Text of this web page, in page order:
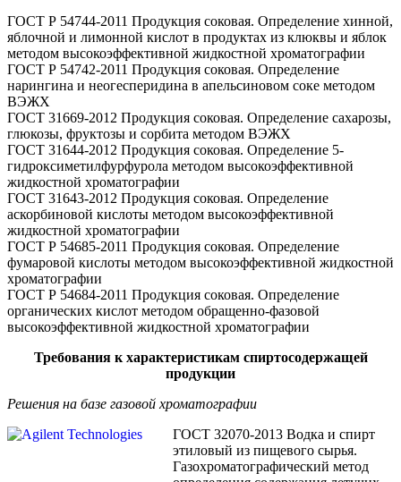
ГОСТ Р 54744-2011 Продукция соковая. Определение хинной,
яблочной и лимонной кислот в продуктах из клюквы и яблок
методом высокоэффективной жидкостной хроматографии
ГОСТ Р 54742-2011 Продукция соковая. Определение
нарингина и неогесперидина в апельсиновом соке методом
ВЭЖХ
ГОСТ 31669-2012 Продукция соковая. Определение сахарозы,
глюкозы, фруктозы и сорбита методом ВЭЖХ
ГОСТ 31644-2012 Продукция соковая. Определение 5-
гидроксиметилфурфурола методом высокоэффективной
жидкостной хроматографии
ГОСТ 31643-2012 Продукция соковая. Определение
аскорбиновой кислоты методом высокоэффективной
жидкостной хроматографии
ГОСТ Р 54685-2011 Продукция соковая. Определение
фумаровой кислоты методом высокоэффективной жидкостной
хроматографии
ГОСТ Р 54684-2011 Продукция соковая. Определение
органических кислот методом обращенно-фазовой
высокоэффективной жидкостной хроматографии
Требования к характеристикам спиртосодержащей
продукции
Решения на базе газовой хроматографии
ГОСТ 32070-2013 Водка и спирт
этиловый из пищевого сырья.
Газохроматографический метод